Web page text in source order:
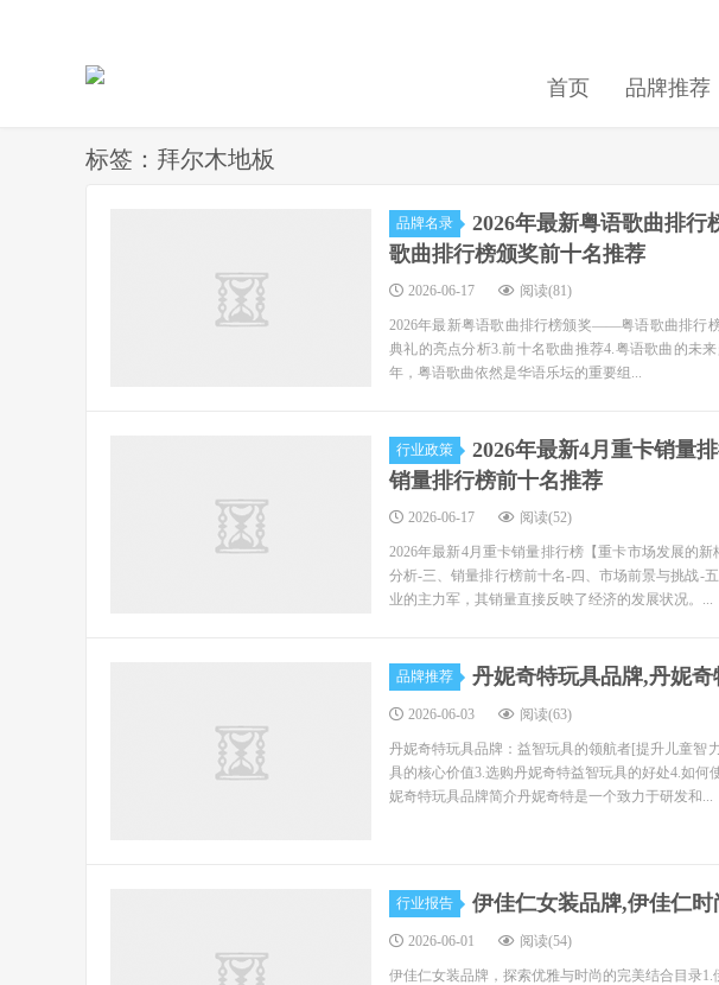
首页 品牌推荐
标签：拜尔木地板
品牌名录
2026年最新粤语歌曲排
歌曲排行榜颁奖前十名推荐
2026-06-17 阅读(81)
2026年最新粤语歌曲排行榜颁奖——粤语歌曲排行
典礼的亮点分析3.前十名歌曲推荐4.粤语歌曲的未
年，粤语歌曲依然是华语乐坛的重要组...
行业政策
2026年最新4月重卡销量
销量排行榜前十名推荐
2026-06-17 阅读(52)
2026年最新4月重卡销量排行榜【重卡市场发展的
分析-三、销量排行榜前十名-四、市场前景与挑战-
业的主力军，其销量直接反映了经济的发展状况。...
品牌推荐 丹妮奇特玩具品牌,丹妮
2026-06-03 阅读(63)
丹妮奇特玩具品牌：益智玩具的领航者[提升儿童智
具的核心价值3.选购丹妮奇特益智玩具的好处4.如
妮奇特玩具品牌简介丹妮奇特是一个致力于研发和...
行业报告 伊佳仁女装品牌,伊佳仁
2026-06-01 阅读(54)
伊佳仁女装品牌，探索优雅与时尚的完美结合目录